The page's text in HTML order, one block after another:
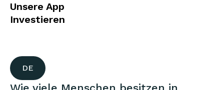
Unsere App
Investieren
DE